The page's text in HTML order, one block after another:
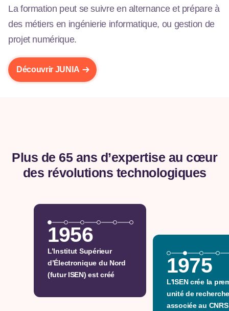
La formation peut se suivre en alternance et prépare à
des métiers en ingénierie informatique, ou gestion de
projet numérique.
Découvrir JUNIA
Plus de 65 ans d’expertise au cœur
des révolutions technologiques
1956
L’Institut Supérieur
d’Électronique du Nord
(futur ISEN) est créé
1975
L'ISEN crée la
unité de recherche
associée au CNRS